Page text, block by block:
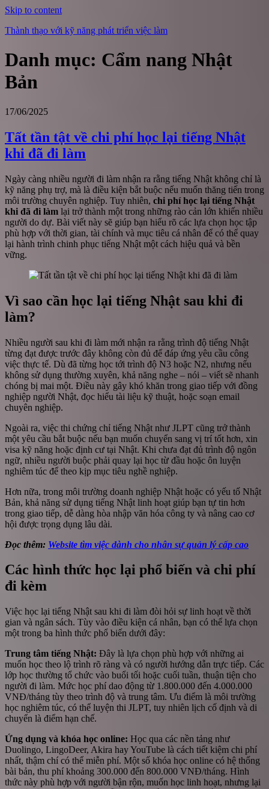
Skip to content
Thành thạo với kỹ năng phát triển việc làm
Danh mục: Cẩm nang Nhật
Bản
17/06/2025
Tất tần tật về chi phí học lại tiếng Nhật
khi đã đi làm
Ngày càng nhiều người đi làm nhận ra rằng tiếng Nhật không chỉ là
kỹ năng phụ trợ, mà là điều kiện bắt buộc nếu muốn thăng tiến trong
môi trường chuyên nghiệp. Tuy nhiên, chi phí học lại tiếng Nhật
khi đã đi làm lại trở thành một trong những rào cản lớn khiến nhiều
người do dự. Bài viết này sẽ giúp bạn hiểu rõ các lựa chọn học tập
phù hợp với thời gian, tài chính và mục tiêu cá nhân để có thể quay
lại hành trình chinh phục tiếng Nhật một cách hiệu quả và bền
vững.
Vì sao cần học lại tiếng Nhật sau khi đi
làm?
Nhiều người sau khi đi làm mới nhận ra rằng trình độ tiếng Nhật
từng đạt được trước đây không còn đủ để đáp ứng yêu cầu công
việc thực tế. Dù đã từng học tới trình độ N3 hoặc N2, nhưng nếu
không sử dụng thường xuyên, khả năng nghe – nói – viết sẽ nhanh
chóng bị mai một. Điều này gây khó khăn trong giao tiếp với đồng
nghiệp người Nhật, đọc hiểu tài liệu kỹ thuật, hoặc soạn email
chuyên nghiệp.
Ngoài ra, việc thi chứng chỉ tiếng Nhật như JLPT cũng trở thành
một yêu cầu bắt buộc nếu bạn muốn chuyển sang vị trí tốt hơn, xin
visa kỹ năng hoặc định cư tại Nhật. Khi chưa đạt đủ trình độ ngôn
ngữ, nhiều người buộc phải quay lại học từ đầu hoặc ôn luyện
nghiêm túc để theo kịp mục tiêu nghề nghiệp.
Hơn nữa, trong môi trường doanh nghiệp Nhật hoặc có yếu tố Nhật
Bản, khả năng sử dụng tiếng Nhật linh hoạt giúp bạn tự tin hơn
trong giao tiếp, dễ dàng hòa nhập văn hóa công ty và nâng cao cơ
hội được trọng dụng lâu dài.
Đọc thêm: Website tìm việc dành cho nhân sự quản lý cấp cao
Các hình thức học lại phổ biến và chi phí
đi kèm
Việc học lại tiếng Nhật sau khi đi làm đòi hỏi sự linh hoạt về thời
gian và ngân sách. Tùy vào điều kiện cá nhân, bạn có thể lựa chọn
một trong ba hình thức phổ biến dưới đây:
Trung tâm tiếng Nhật: Đây là lựa chọn phù hợp với những ai
muốn học theo lộ trình rõ ràng và có người hướng dẫn trực tiếp. Các
lớp học thường tổ chức vào buổi tối hoặc cuối tuần, thuận tiện cho
người đi làm. Mức học phí dao động từ 1.800.000 đến 4.000.000
VNĐ/tháng tùy theo trình độ và trung tâm. Ưu điểm là môi trường
học nghiêm túc, có thể luyện thi JLPT, tuy nhiên lịch cố định và di
chuyển là điểm hạn chế.
Ứng dụng và khóa học online: Học qua các nền tảng như
Duolingo, LingoDeer, Akira hay YouTube là cách tiết kiệm chi phí
nhất, thậm chí có thể miễn phí. Một số khóa học online có hệ thống
bài bản, thu phí khoảng 300.000 đến 800.000 VNĐ/tháng. Hình
thức này phù hợp với người bận rộn, muốn học linh hoạt, nhưng lại